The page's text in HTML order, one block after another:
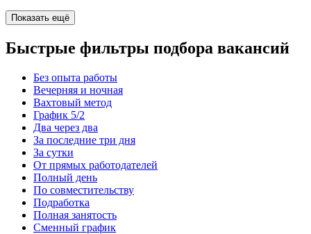
Показать ещё
Быстрые фильтры подбора вакансий
Без опыта работы
Вечерняя и ночная
Вахтовый метод
График 5/2
Два через два
За последние три дня
За сутки
От прямых работодателей
Полный день
По совместительству
Подработка
Полная занятость
Сменный график